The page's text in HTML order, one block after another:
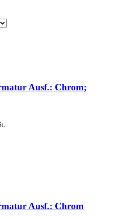
Ausf.: Chrom;
Ausf.: Chrom